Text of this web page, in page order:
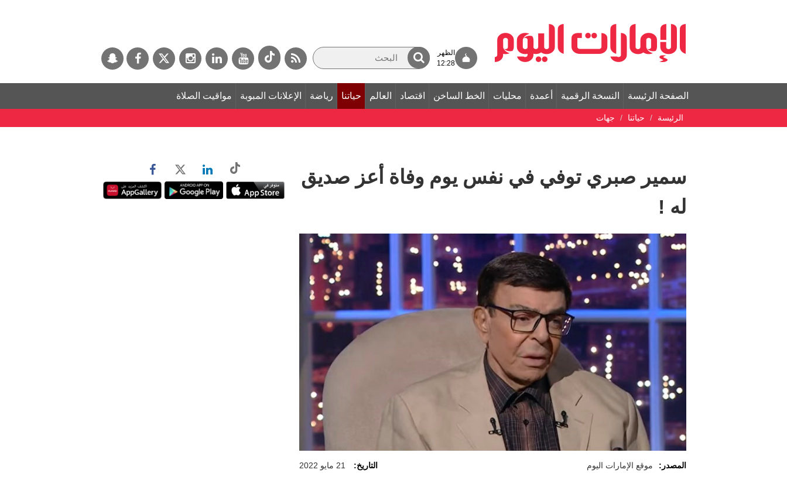
الظهر
12:28
الصفحة الرئيسة النسخة الرقمية أعمدة محليات الخط الساخن اقتصاد العالم حياتنا رياضة الإعلانات المبوبة مواقيت الصلاة
الرئيسة حياتنا جهات
سمير صبري توفي في نفس يوم وفاة أعز صديق
له !
المصدر: موقع الإمارات اليوم التاريخ: 21 مايو 2022